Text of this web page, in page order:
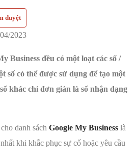
duyệt
2023
Business đều có một loạt các số /
số có thể được sử dụng để tạo một
khác chỉ đơn giản là số nhận dạng
danh sách Google My Business là
khi khắc phục sự cố hoặc yêu cầu